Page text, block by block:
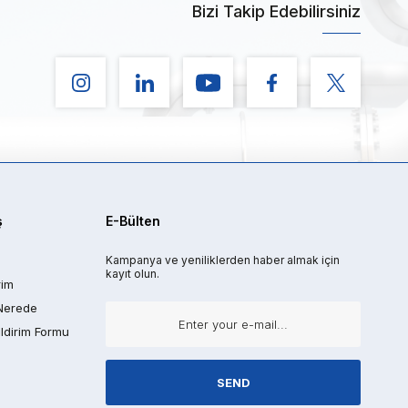
Bizi Takip Edebilirsiniz
Formu
E-Bülten
Kampanya ve yeniliklerden haber almak için
kayıt olun.
SEND